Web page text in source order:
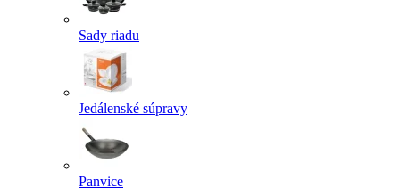
Sady riadu
Jedálenské súpravy
Panvice